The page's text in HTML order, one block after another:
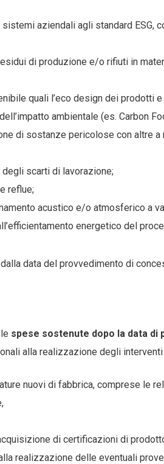
aziendali agli standard ESG,
di produzione e/o rifiuti in
quali l’eco design dei prodotti
ambientale (es. Carbon
di sostanze pericolose con altre
scarti di lavorazione;
reflue;
acustico e/o atmosferico a
energetico del
dalla data del provvedimento di
spese sostenute dopo la data di
alla realizzazione degli interventi
nuovi di fabbrica, comprese le
di certificazioni di
realizzazione delle eventuali